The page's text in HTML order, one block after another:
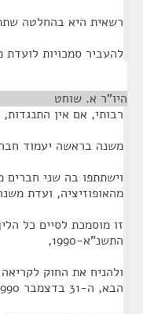
רשאית היא בהחלטה
להעביר סמכויות
היו"ר א. שוחט
רבותי, אם אין
משנה בראשה יעמוד
וישתתפו בה שני חברים
מהאופוזיציה, ועדת
זו מוסמכת לסיים כל
התשנ"א-1990,
ולהניח את החוק
הבא, ה-31 בדצמבר 01990